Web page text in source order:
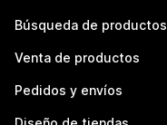
Búsqueda de productos
Venta de productos
Pedidos y envíos